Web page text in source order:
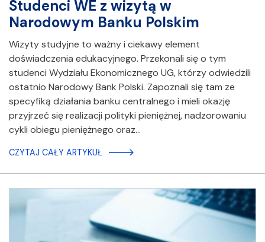
Studenci WE z wizytą w
Narodowym Banku Polskim
Wizyty studyjne to ważny i ciekawy element
doświadczenia edukacyjnego. Przekonali się o tym
studenci Wydziału Ekonomicznego UG, którzy odwiedzili
ostatnio Narodowy Bank Polski. Zapoznali się tam ze
specyfiką działania banku centralnego i mieli okazję
przyjrzeć się realizacji polityki pieniężnej, nadzorowaniu
cykli obiegu pieniężnego oraz…
CZYTAJ CAŁY ARTYKUŁ